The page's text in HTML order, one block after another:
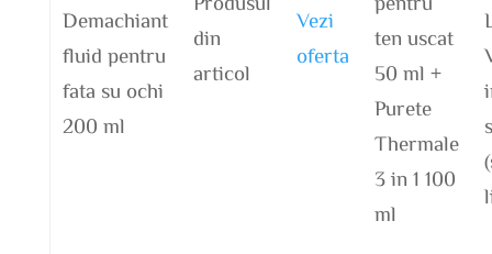
Demachiant
fluid pentru
fata su ochi
200 ml
din
articol
Vezi
oferta
ten uscat
50 ml +
Purete
Thermale
3 in 1 100
ml